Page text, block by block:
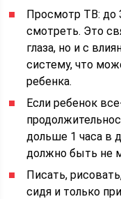
Просмотр ТВ: до
смотреть. Это
глаза, но и с
систему, что
ребенка.
Если ребенок
дольше 1 часа в
должно быть не
Писать,
сидя и только